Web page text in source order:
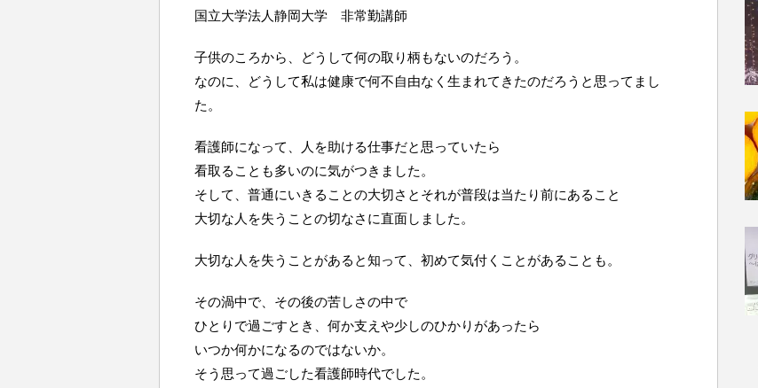
国立大学法人静岡大学 非常勤講師
子供のころから、どうして何の取り柄もないのだろう。
なのに、どうして私は健康で何不自由なく生まれてきたのだろうと思ってまし
た。
看護師になって、人を助ける仕事だと思っていたら
看取ることも多いのに気がつきました。
そして、普通にいきることの大切さとそれが普段は当たり前にあること
大切な人を失うことの切なさに直面しました。
大切な人を失うことがあると知って、初めて気付くことがあることも。
その渦中で、その後の苦しさの中で
ひとりで過ごすとき、何か支えや少しのひかりがあったら
いつか何かになるのではないか。
そう思って過ごした看護師時代でした。